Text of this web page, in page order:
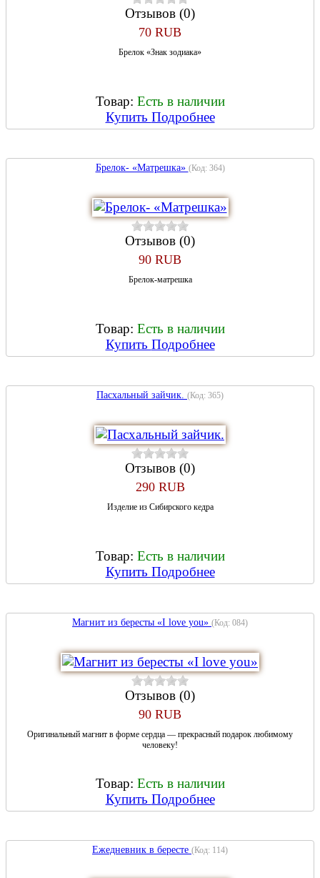
Отзывов (0)
70 RUB
Брелок «Знак зодиака»
Товар: Есть в наличии
Купить Подробнее
Брелок- «Матрешка» (Код: 364)
Отзывов (0)
90 RUB
Брелок-матрешка
Товар: Есть в наличии
Купить Подробнее
Пасхальный зайчик. (Код: 365)
Отзывов (0)
290 RUB
Изделие из Сибирского кедра
Товар: Есть в наличии
Купить Подробнее
Магнит из бересты «I love you» (Код: 084)
Отзывов (0)
90 RUB
Оригинальный магнит в форме сердца — прекрасный подарок любимому
человеку!
Товар: Есть в наличии
Купить Подробнее
Ежедневник в бересте (Код: 114)